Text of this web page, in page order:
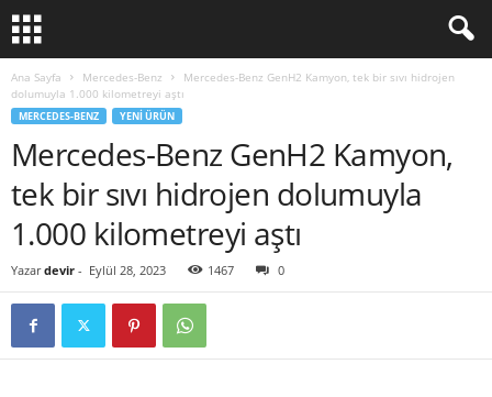
Ana Sayfa Mercedes-Benz
Mercedes-Benz GenH2 Kamyon, tek bir sıvı hidrojen
dolumuyla 1.000 kilometreyi aştı
MERCEDES-BENZ YENI ÜRÜN
Mercedes-Benz GenH2 Kamyon,
tek bir sıvı hidrojen dolumuyla
1.000 kilometreyi aştı
Yazar devir - Eylül 28, 2023 1467 0